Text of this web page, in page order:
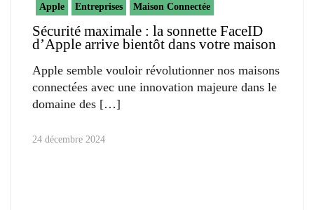
Apple Entreprises Maison Connectée
Sécurité maximale : la sonnette FaceID
d’Apple arrive bientôt dans votre maison
Apple semble vouloir révolutionner nos maisons
connectées avec une innovation majeure dans le
domaine des
24 décembre 2024